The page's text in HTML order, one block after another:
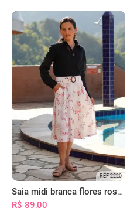
REF 2220
Saia midi branca flores rosas com bolsos
R$ 89,00